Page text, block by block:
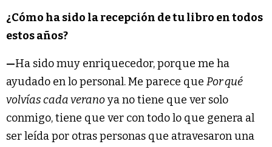
¿Cómo ha sido la recepción de tu libro en todos
estos años?
—Ha sido muy enriquecedor, porque me ha
ayudado en lo personal. Me parece que Por qué
volvías cada veranoya no tiene que ver solo
conmigo, tiene que ver con todo lo que genera al
ser leída por otras personas que atravesaron una